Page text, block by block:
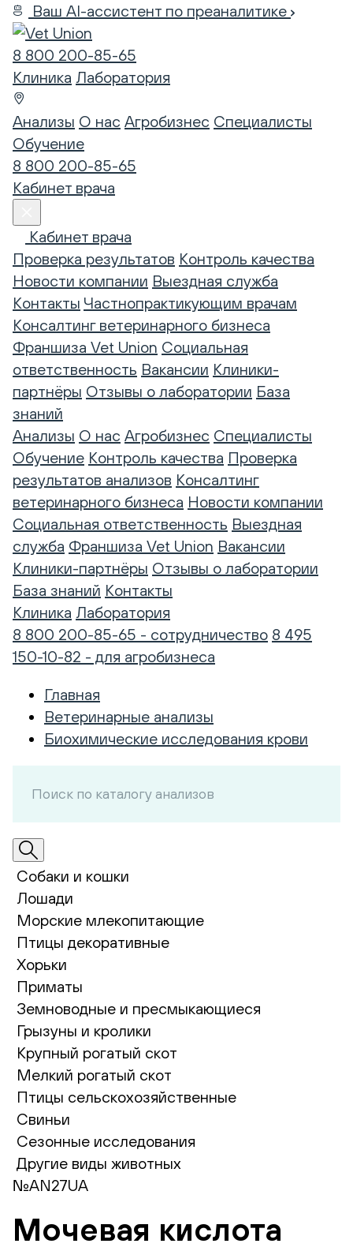
Ваш AI-ассистент по преаналитике
8 800 200-85-65
Клиника Лаборатория
Анализы О нас Агробизнес Специалисты
Обучение
8 800 200-85-65
Кабинет врача
Кабинет врача
Проверка результатов Контроль качества
Новости компании Выездная служба
Контакты Частнопрактикующим врачам
Консалтинг ветеринарного бизнеса
Франшиза Vet Union Социальная
ответственность Вакансии Клиники-
партнёры Отзывы о лаборатории База
знаний
Анализы О нас Агробизнес Специалисты
Обучение Контроль качества Проверка
результатов анализов Консалтинг
ветеринарного бизнеса Новости компании
Социальная ответственность Выездная
служба Франшиза Vet Union Вакансии
Клиники-партнёры Отзывы о лаборатории
База знаний Контакты
Клиника Лаборатория
8 800 200-85-65 - сотрудничество 8 495
150-10-82 - для агробизнеса
Главная
Ветеринарные анализы
Биохимические исследования крови
Собаки и кошки
Лошади
Морские млекопитающие
Птицы декоративные
Хорьки
Приматы
Земноводные и пресмыкающиеся
Грызуны и кролики
Крупный рогатый скот
Мелкий рогатый скот
Птицы сельскохозяйственные
Свиньи
Сезонные исследования
Другие виды животных
№AN27UA
Мочевая кислота